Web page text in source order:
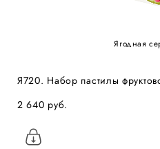
Ягодная
Я720. Набор пастилы
2 640 pуб.